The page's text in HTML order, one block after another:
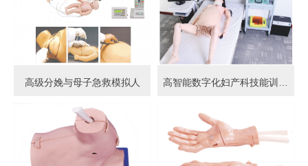
高级分娩与母子急救模拟人 高智能数字化妇产科技能训练系统 (计算机控制)